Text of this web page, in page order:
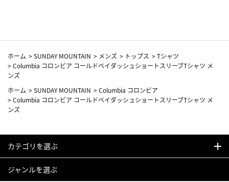
ホーム >SUNDAY MOUNTAIN > メンズ > トップス >Tシャツ
>Columbia コロンビア コールドベイダッシュショートスリーブTシャツ メ
ンズ
ホーム >SUNDAY MOUNTAIN >Columbia コロンビア
>Columbia コロンビア コールドベイダッシュショートスリーブTシャツ メ
ンズ
カテゴリを選ぶ
ジャンルを選ぶ